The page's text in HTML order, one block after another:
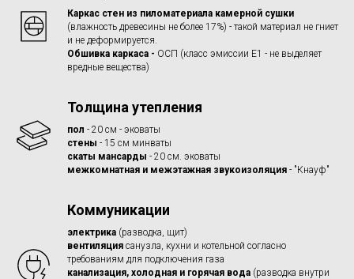
Каркас стен из пиломатериала камерной сушки
(влажность древесины не более 17%) - такой материал не гниет
и не деформируется.
Обшивка каркаса - ОСП (класс эмиссии Е1 - не выделяет
вредные вещества)
Толщина утепления
пол - 20 см - эковаты
стены - 15 см минваты
скаты мансарды - 20 см. эковаты
межкомнатная и межэтажная звукоизоляция - "Кнауф"
Коммуникации
электрика (разводка, щит)
вентиляция санузла, кухни и котельной согласно
требованиям для подключения газа
канализация, холодная и горячая вода (разводка внутри